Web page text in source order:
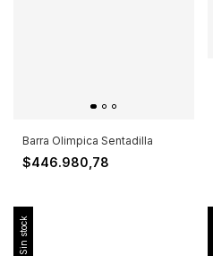
Barra Olimpica Sentadilla
$446.980,78
Sin stock